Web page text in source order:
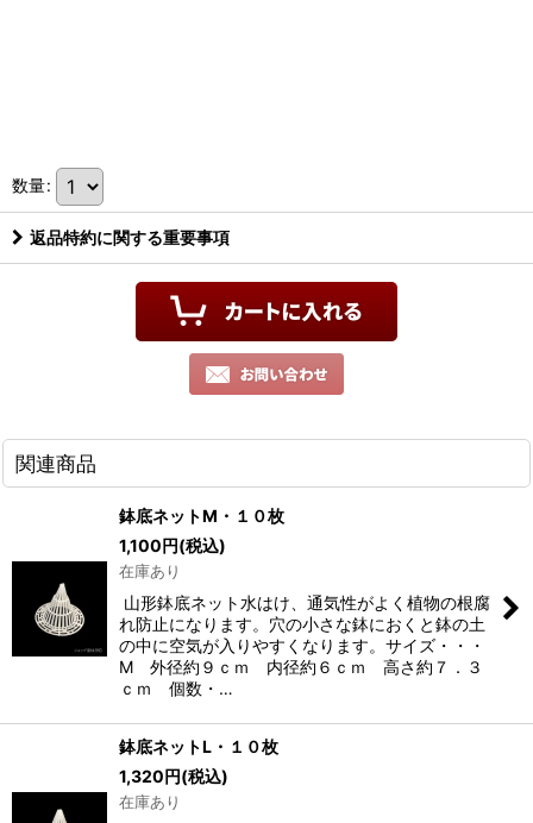
数量:
返品特約に関する重要事項
関連商品
鉢底ネットM・１０枚
1,100円(税込)
在庫あり
山形鉢底ネット水はけ、通気性がよく植物の根腐
れ防止になります。穴の小さな鉢におくと鉢の土
の中に空気が入りやすくなります。サイズ・・・
M 外径約９ｃｍ 内径約６ｃｍ 高さ約７．３
ｃｍ 個数・…
鉢底ネットL・１０枚
1,320円(税込)
在庫あり